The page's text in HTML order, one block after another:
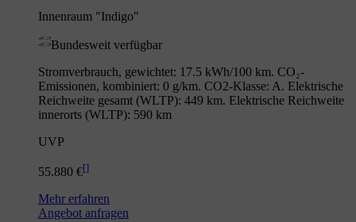
Innenraum "Indigo"
Bundesweit verfügbar
Stromverbrauch, gewichtet: 17.5 kWh/100 km. CO₂-
Emissionen, kombiniert: 0 g/km. CO2-Klasse: A. Elektrische
Reichweite gesamt (WLTP): 449 km. Elektrische Reichweite
innerorts (WLTP): 590 km
UVP
55.880 €[]
Mehr erfahren
Angebot anfragen